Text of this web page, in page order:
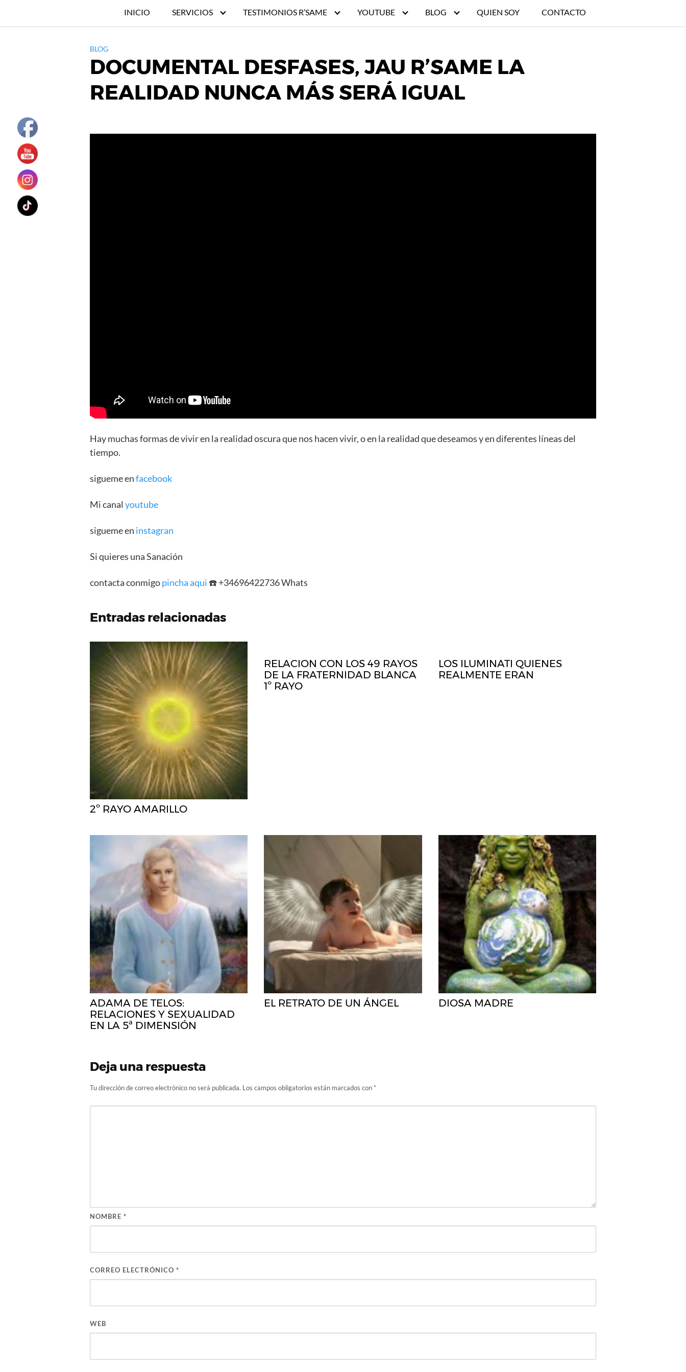
INICIO SERVICIOS TESTIMONIOS R’SAME YOUTUBE BLOG QUIEN SOY CONTACTO
BLOG
DOCUMENTAL DESFASES, JAU R’SAME LA
REALIDAD NUNCA MÁS SERÁ IGUAL
Hay muchas formas de vivir en la realidad oscura que nos hacen vivir, o en la realidad que deseamos y en diferentes líneas del
tiempo.
sigueme enfacebook
Mi canal youtube
sigueme en instagran
Si quieres una Sanación
contacta conmigopincha aqui ☎️ +34696422736 Whats
Entradas relacionadas
2º RAYO AMARILLO
RELACION CON LOS 49 RAYOS
DE LA FRATERNIDAD BLANCA
1º RAYO
LOS ILUMINATI QUIENES
REALMENTE ERAN
ADAMA DE TELOS:
RELACIONES Y SEXUALIDAD
EN LA 5ª DIMENSIÓN
EL RETRATO DE UN ÁNGEL DIOSA MADRE
Deja una respuesta
Tu dirección de correo electrónico no será publicada. Los campos obligatorios están marcados con *
NOMBRE *
CORREO ELECTRÓNICO *
WEB